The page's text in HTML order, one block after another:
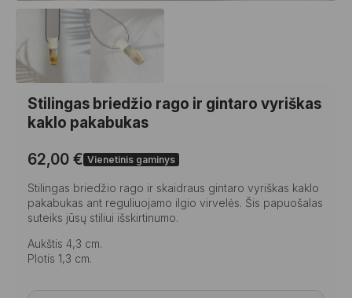
Stilingas briedžio rago ir gintaro vyriškas
kaklo pakabukas
62,00 € Vienetinis gaminys
Stilingas briedžio rago ir skaidraus gintaro vyriškas kaklo
pakabukas ant reguliuojamo ilgio virvelės. Šis papuošalas
suteiks jūsų stiliui išskirtinumo.
Aukštis 4,3 cm.
Plotis 1,3 cm.